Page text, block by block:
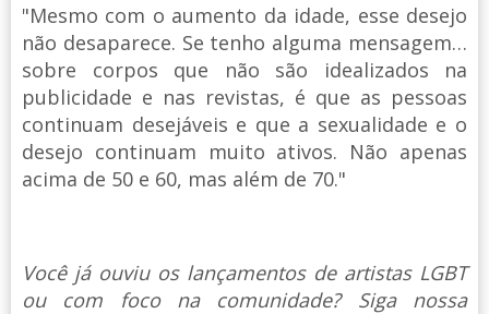
"Mesmo com o aumento da idade, esse desejo
não desaparece. Se tenho alguma mensagem…
sobre corpos que não são idealizados na
publicidade e nas revistas, é que as pessoas
continuam desejáveis e que a sexualidade e o
desejo continuam muito ativos. Não apenas
acima de 50 e 60, mas além de 70."
Você já ouviu os lançamentos de artistas LGBT
ou com foco na comunidade? Siga nossa